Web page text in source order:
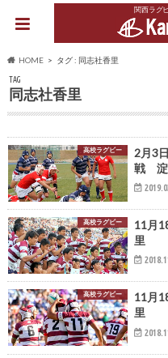
関西ラグ
HOME タグ : 同志社香里
TAG
同志社香里
高校ラグビー
2月3
戦 淀
高校ラグビー
11月
里
高校ラグビー
11月
里